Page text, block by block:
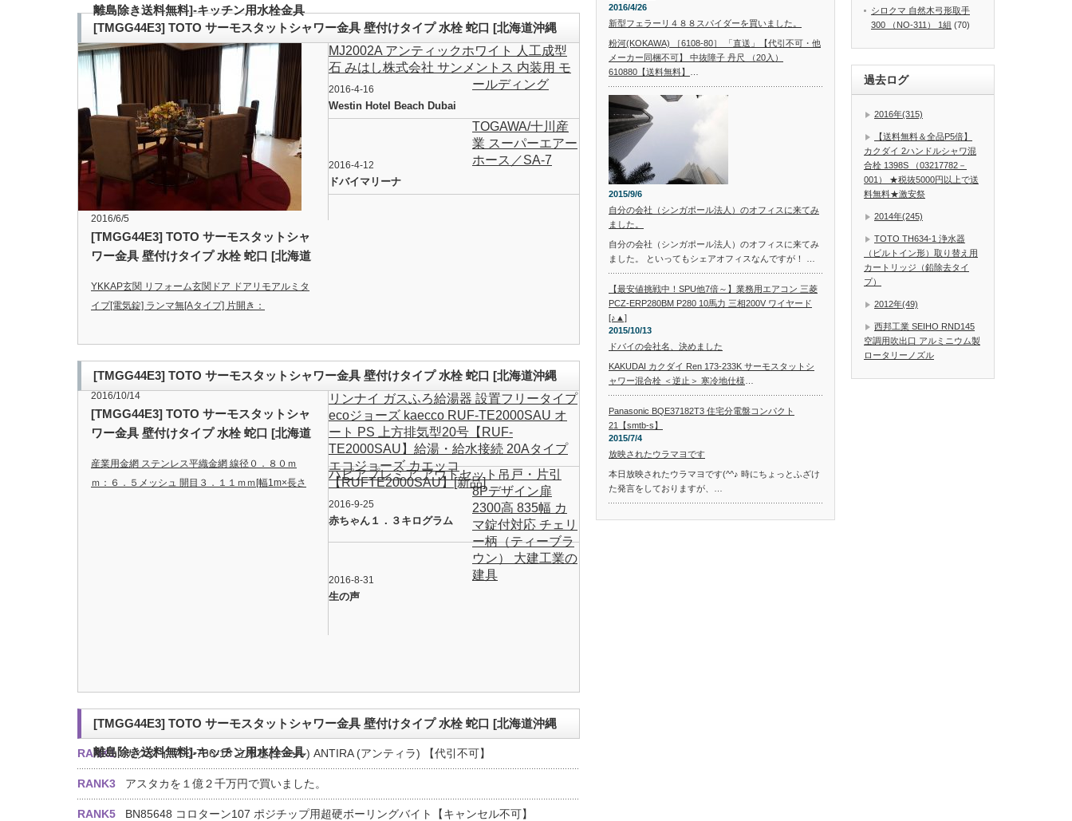
703mm モリソン W-06(6)
離島除き送料無料]-キッチン用水栓金具
[TMGG44E3] TOTO サーモスタットシャワー金具 壁付けタイプ 水栓 蛇口 [北海道沖縄
離島除き送料無料]-キッチン用水栓金具
2016/6/5
[TMGG44E3] TOTO サーモスタットシャ
ワー金具 壁付けタイプ 水栓 蛇口 [北海道
具
YKKAP玄関 リフォーム玄関ドア ドアリモアルミタ
イプ[電気錠] ランマ無[Aタイプ] 片開き：
【交換】【DIY】【電気錠】【カードキー】【リモ
コンキー】…
MJ2002A アンティックホワイト 人工成型
石 みはし株式会社 サンメントス 内装用 モ
ールディング
2016-4-16
Westin Hotel Beach Dubai
TOGAWA/十川産
業 スーパーエアー
ホース／SA-7
2016-4-12
ドバイマリーナ
[TMGG44E3] TOTO サーモスタットシャワー金具 壁付けタイプ 水栓 蛇口 [北海道沖縄
2016/10/14
[TMGG44E3] TOTO サーモスタットシャ
ワー金具 壁付けタイプ 水栓 蛇口 [北海道
具
産業用金網 ステンレス平織金網 線径０．８０ｍ
ｍ：６．５メッシュ 開目３．１１ｍｍ[幅1m×長さ
リンナイ ガスふろ給湯器 設置フリータイプ
ecoジョーズ kaecco RUF-TE2000SAU オ
ート PS 上方排気型20号【RUF-
TE2000SAU】給湯・給水接続 20Aタイプ
エコジョーズ カエッコ
【RUFTE2000SAU】[新品]
2016-9-25
赤ちゃん１．３キログラム
ハピアプレミア アウトセット吊戸・片引
8Pデザイン扉
2300高 835幅 カ
マ錠付対応 チェリ
ー柄（ティーブラ
ウン） 大建工業の
建具
2016-8-31
生の声
[TMGG44E3] TOTO サーモスタットシャワー金具 壁付けタイプ 水栓 蛇口 [北海道沖縄
離島除き送料無料]-キッチン用水栓金具
RANK1 カクダイ 700-736-13 立水栓(トール) ANTIRA (アンティラ) 【代引不可】
RANK3 アスタカを１億２千万円で買いました。
RANK5 BN85648 コロターン107 ポジチップ用超硬ボーリングバイト【キャンセル不可】
2016/4/26
新型フェラーリ４８８スパイダーを買いました。
粉河(KOKAWA) ［6108-80］ 「直送」【代引不可・他
メーカー同梱不可】 中抜障子 丹尺 （20入）
610880【送料無料】
2015/9/6
自分の会社（シンガポール法人）のオフィスに来てみ
ました。
自分の会社（シンガポール法人）のオフィスに来てみ
ました。 といってもシェアオフィスなんですが！ …
【最安値挑戦中！SPU他7倍～】業務用エアコン 三菱
PCZ-ERP280BM P280 10馬力 三相200V ワイヤード
[♪▲]
2015/10/13
ドバイの会社名、決めました
KAKUDAI カクダイ Ren 173-233K サーモスタットシ
ャワー混合栓 ＜逆止＞ 寒冷地仕様
Panasonic BQE37182T3 住宅分電盤コンパクト
21【smtb-s】
2015/7/4
放映されたウラマヨです
本日放映されたウラマヨです(^^♪ 時にちょっとふざけ
た発言をしておりますが、…
シロクマ 自然木弓形取手
300 （NO-311） 1組 (70)
過去ログ
2016年(315)
【送料無料＆全品P5倍】
カクダイ 2ハンドルシャワ混
合栓 1398S （03217782－
001） ★税抜5000円以上で送
料無料★激安祭
2014年(245)
TOTO TH634-1 浄水器
（ビルトイン形）取り替え用
カートリッジ（鉛除去タイ
プ）
2012年(49)
西邦工業 SEIHO RND145
空調用吹出口 アルミニウム製
ロータリーノズル